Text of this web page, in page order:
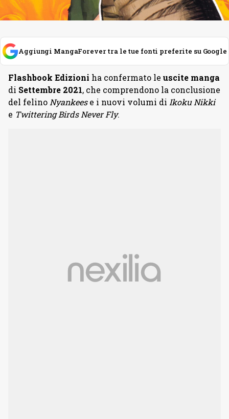
Aggiungi MangaForever tra le tue fonti preferite su Google
Flashbook Edizioni ha confermato le uscite manga
di Settembre 2021, che comprendono la conclusione
del felino Nyankeese i nuovi volumi di Ikoku Nikki
e Twittering Birds Never Fly.